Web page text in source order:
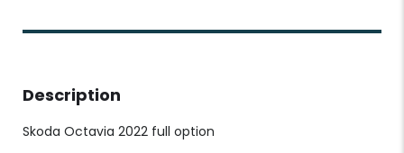
Description
Skoda Octavia 2022 full option